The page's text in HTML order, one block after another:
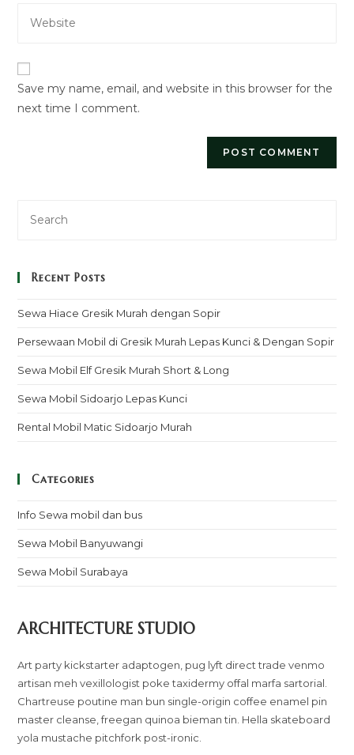
comment
address
URL
(optional)
Save my name, email, and website in this browser for the
next time I comment.
Recent Posts
Sewa Hiace Gresik Murah dengan Sopir
Persewaan Mobil di Gresik Murah Lepas Kunci & Dengan Sopir
Sewa Mobil Elf Gresik Murah Short & Long
Sewa Mobil Sidoarjo Lepas Kunci
Rental Mobil Matic Sidoarjo Murah
Categories
Info Sewa mobil dan bus
Sewa Mobil Banyuwangi
Sewa Mobil Surabaya
ARCHITECTURE STUDIO
Art party kickstarter adaptogen, pug lyft direct trade venmo
artisan meh vexillologist poke taxidermy offal marfa sartorial.
Chartreuse poutine man bun single-origin coffee enamel pin
master cleanse, freegan quinoa bieman tin. Hella skateboard
yola mustache pitchfork post-ironic.